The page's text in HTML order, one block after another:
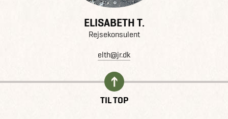
ELISABETH T.
Rejsekonsulent
elth@jr.dk
TIL TOP